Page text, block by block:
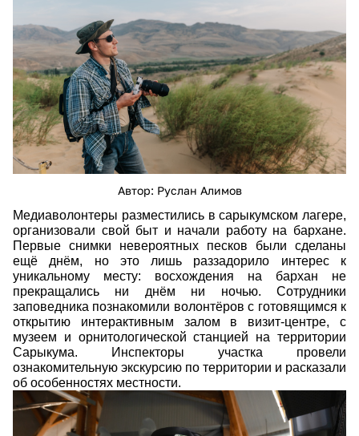
Автор: Руслан Алимов
Медиаволонтеры разместились в сарыкумском лагере,
организовали свой быт и начали работу на бархане.
Первые снимки невероятных песков были сделаны
ещё днём, но это лишь раззадорило интерес к
уникальному месту: восхождения на бархан не
прекращались ни днём ни ночью. Сотрудники
заповедника познакомили волонтёров с готовящимся к
открытию интерактивным залом в визит-центре, с
музеем и орнитологической станцией на территории
Сарыкума. Инспекторы участка провели
ознакомительную экскурсию по территории и расказали
об особенностях местности.
img.jpg